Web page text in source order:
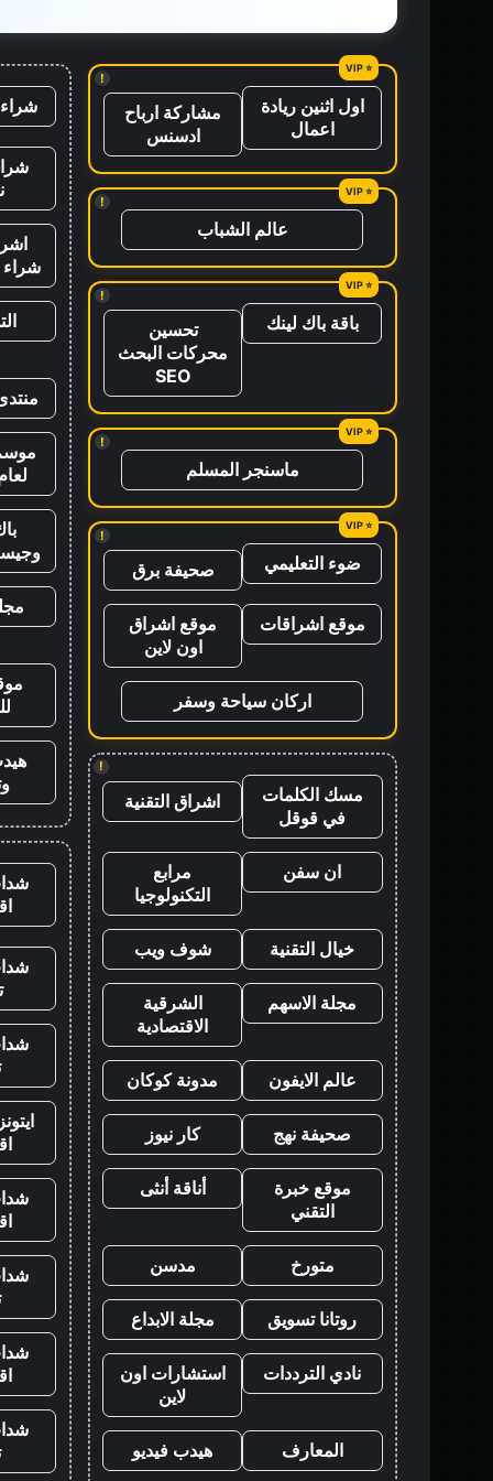
!
اول اثنين ريادة
اعمال
مشاركة ارباح
ادسنس
!
عالم الشباب
!
باقة باك لينك
تحسين
محركات البحث
SEO
!
ماسنجر المسلم
!
ضوء التعليمي صحيفة برق
موقع اشراقات
موقع اشراق
اون لاين
اركان سياحة وسفر
!
مسك الكلمات
في قوقل
اشراق التقنية
ان سفن
مرابع
التكنولوجيا
خيال التقنية شوف ويب
مجلة الاسهم
الشرقية
الاقتصادية
عالم الايفون مدونة كوكان
صحيفة نهج كار نيوز
موقع خبرة
التقني
أناقة أنثى
متورخ مدسن
روتانا تسويق مجلة الابداع
نادي الترددات
استشارات اون
لاين
المعارف هيدب فيديو
شراء
لعام